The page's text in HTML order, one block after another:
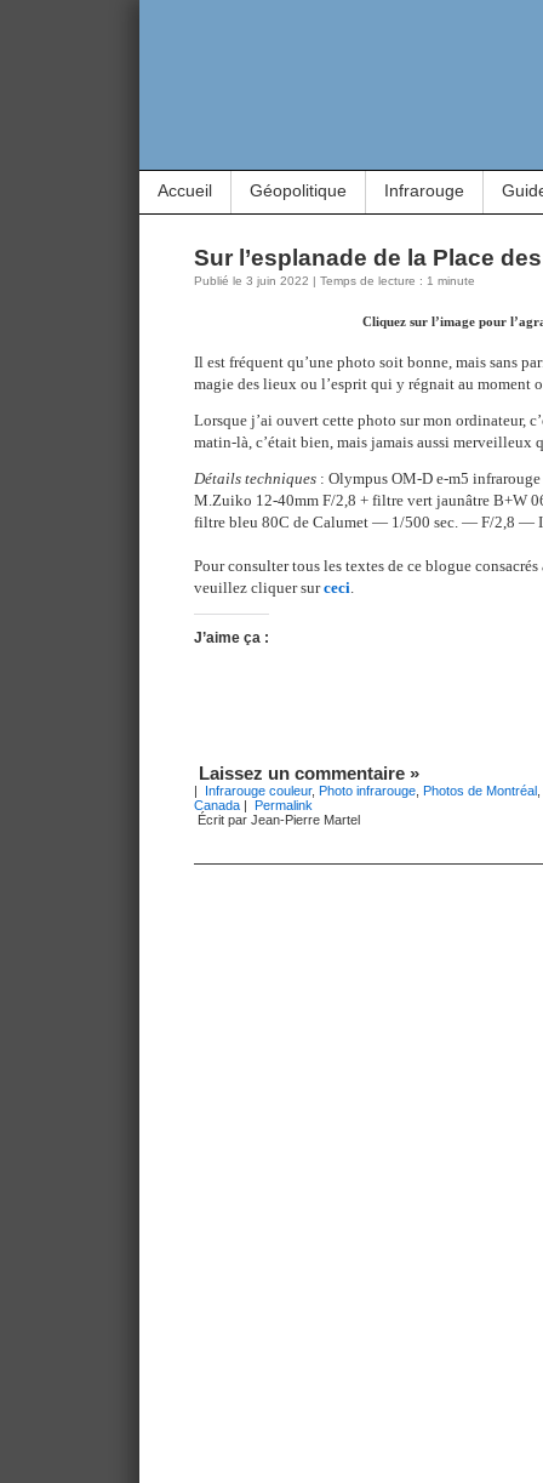
Accueil Géopolitique Infrarouge
Sur l’esplanade de la Place
Publié le 3 juin 2022 | Temps de lecture : 1 minute
Cliquez sur l’image pour
Il est fréquent qu’une photo soit bonne, mais sans
magie des lieux ou l’esprit qui y régnait au moment
Lorsque j’ai ouvert cette photo sur mon ordinateur,
matin-là, c’était bien, mais jamais aussi merveilleux
Détails techniques : Olympus OM-D e-m5
M.Zuiko 12-40mm F/2,8 + filtre vert jaunâtre B+W
filtre bleu 80C de Calumet — 1/500 sec. — F/2,8 —
Pour consulter tous les textes de ce blogue
veuillez cliquer surceci.
J’aime ça :
Laissez un commentaire »
Infrarouge couleur, Photo infrarouge Photos de Montréal
Canada
Permalink
Écrit par Jean-Pierre Martel